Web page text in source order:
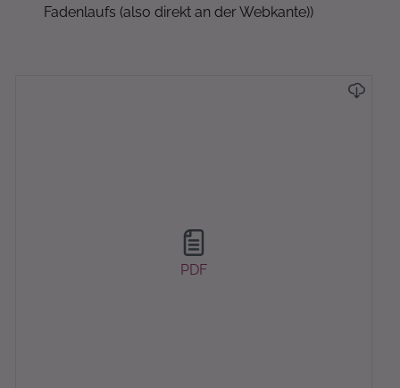
Fadenlaufs (also direkt an der Webkante))
PDF